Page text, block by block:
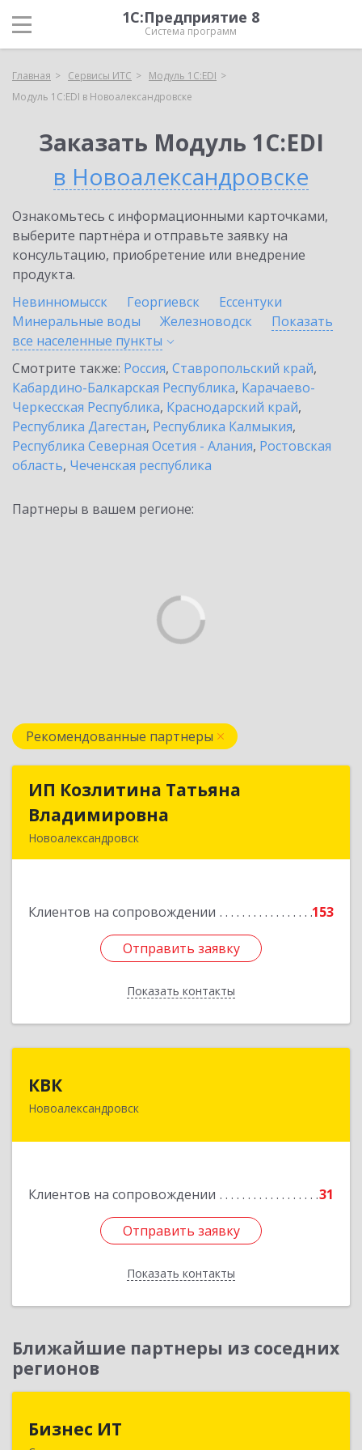
1С:Предприятие 8
Система программ
Главная Сервисы ИТС
Модуль 1C:EDI
Модуль 1C:EDI в Новоалександровске
Заказать Модуль 1C:EDI
в Новоалександровске
Ознакомьтесь с информационными карточками,
выберите партнёра и отправьте заявку на
консультацию, приобретение или внедрение
продукта.
Невинномысск
Георгиевск
Ессентуки
Минеральные воды
Железноводск
Показать
все населенные пункты
Смотрите также: Россия, Ставропольский край,
Кабардино-Балкарская Республика, Карачаево-
Черкесская Республика, Краснодарский край,
Республика Дагестан, Республика Калмыкия,
Республика Северная Осетия - Алания, Ростовская
область, Чеченская республика
Партнеры в вашем регионе:
Рекомендованные партнеры
ИП Козлитина Татьяна
Владимировна
Новоалександровск
Клиентов на сопровождении 153
Отправить заявку
Показать контакты
ИП Козлитина Татьяна
Подробнее
Отправить заявку
Назад
КВК
Новоалександровск
Клиентов на сопровождении 31
Отправить заявку
Показать контакты
Подробнее
Отправить заявку
Назад
Ближайшие партнеры из соседних
регионов
Бизнес ИТ